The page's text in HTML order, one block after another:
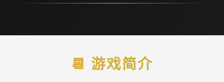
📆 游戏简介